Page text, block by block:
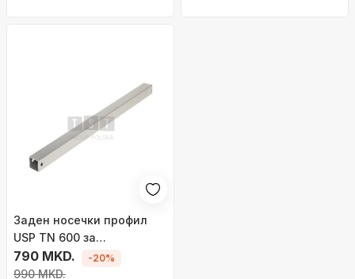
Заден носечки профил
USP TN 600 за
фотоволтаични панели,
метален
790 MKD.
990 MKD.
-20%